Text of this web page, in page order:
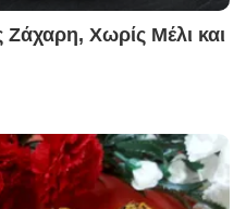
Χωρίς Μέλι και